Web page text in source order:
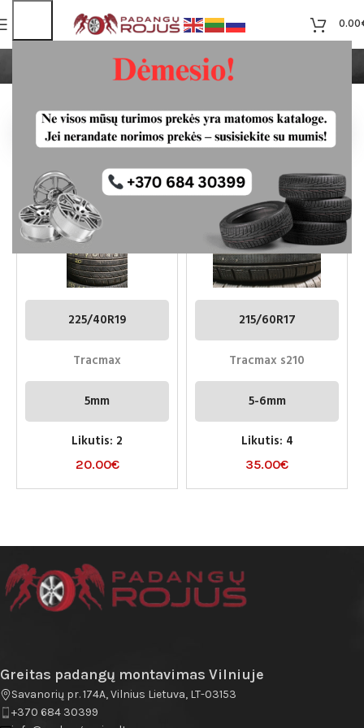
0.00
Tracmax
TRACMAX 225/40R19
PADANGOS
225/40R19
Tracmax
5mm
Likutis: 2
20.00€
TRACMAX S210 215/60R17
PADANGOS
215/60R17
Tracmax s210
5-6mm
Likutis: 4
35.00€
Greitas padangų montavimas Vilniuje
Savanorių pr. 174A, Vilnius Lietuva, LT-03153
+370 684 30399